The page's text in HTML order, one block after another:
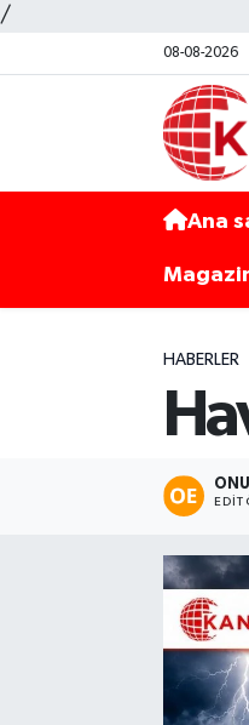
/
08-08-2026
Ana
HABERLER